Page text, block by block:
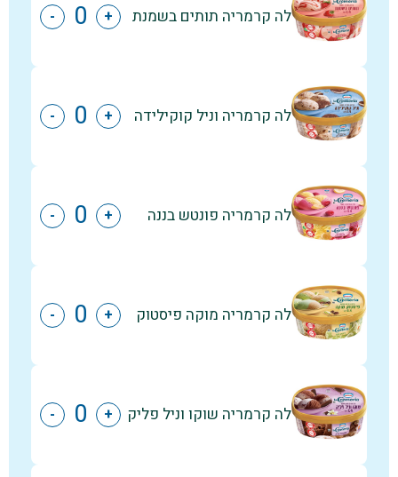
לה קרמריה תותים בשמנת +
-
לה קרמריה וניל קוקילידה +
-
לה קרמריה פונטש בננה +
-
לה קרמריה מוקה פיסטוק +
-
לה קרמריה שוקו וניל פליק +
-